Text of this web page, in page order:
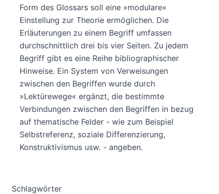
Form des Glossars soll eine »modulare«
Einstellung zur Theorie ermöglichen. Die
Erläuterungen zu einem Begriff umfassen
durchschnittlich drei bis vier Seiten. Zu jedem
Begriff gibt es eine Reihe bibliographischer
Hinweise. Ein System von Verweisungen
zwischen den Begriffen wurde durch
»Lektürewege« ergänzt, die bestimmte
Verbindungen zwischen den Begriffen in bezug
auf thematische Felder - wie zum Beispiel
Selbstreferenz, soziale Differenzierung,
Konstruktivismus usw. - angeben.
Schlagwörter